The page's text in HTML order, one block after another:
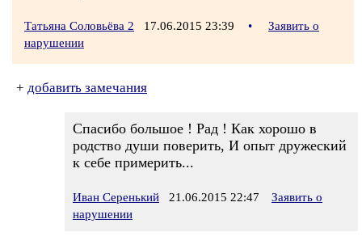
Татьяна Соловьёва 2 17.06.2015 23:39 •
Заявить о
нарушении
+ добавить замечания
Спасибо большое ! Рад ! Как хорошо в
родство души поверить, И опыт дружеский
к себе примерить...
Иван Серенький 21.06.2015 22:47
Заявить о
нарушении